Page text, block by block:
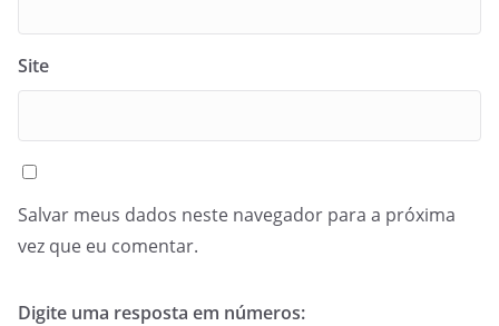
Site
Salvar meus dados neste navegador para a próxima
vez que eu comentar.
Digite uma resposta em números: